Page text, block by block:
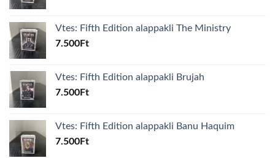
Vtes: Fifth Edition alappakli The Ministry
7.500Ft
Vtes: Fifth Edition alappakli Brujah
7.500Ft
Vtes: Fifth Edition alappakli Banu Haquim
7.500Ft